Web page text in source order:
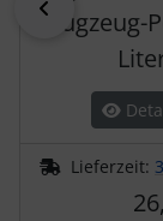
zurück
Flugzeug-
Lieferzeit: